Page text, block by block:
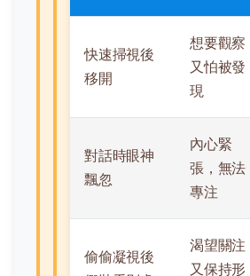
快速掃視後
移開
想要觀察
又怕被發
現
對話時眼神
飄忽
內心緊
張，無法
專注
偷偷凝視後
渴望關注
又保持形